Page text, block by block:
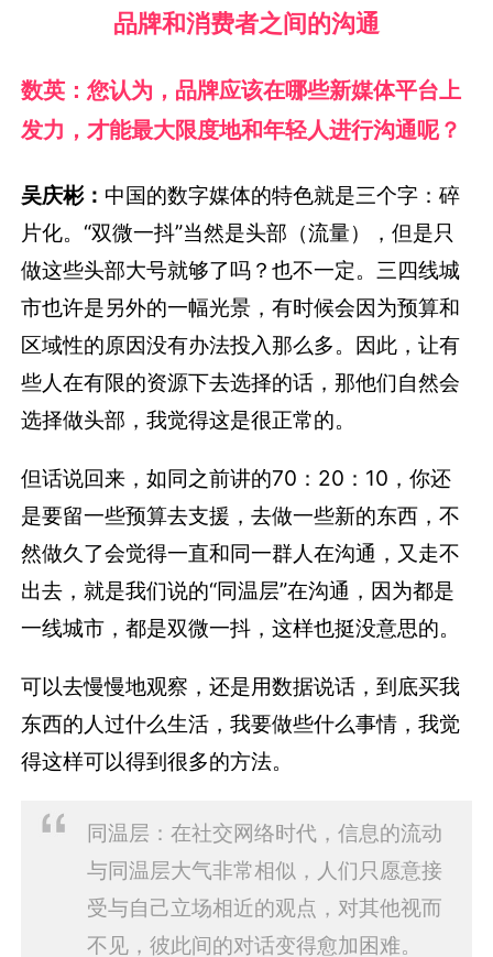
品牌和消费者之间的沟通
数英：您认为，品牌应该在哪些新媒体平台上
发力，才能最大限度地和年轻人进行沟通呢？
吴庆彬： 中国的数字媒体的特色就是三个字：碎
片化。“双微一抖”当然是头部（流量），但是只
做这些头部大号就够了吗？也不一定。三四线城
市也许是另外的一幅光景，有时候会因为预算和
区域性的原因没有办法投入那么多。因此，让有
些人在有限的资源下去选择的话，那他们自然会
选择做头部，我觉得这是很正常的。
但话说回来，如同之前讲的70：20：10，你还
是要留一些预算去支援，去做一些新的东西，不
然做久了会觉得一直和同一群人在沟通，又走不
出去，就是我们说的“同温层”在沟通，因为都是
一线城市，都是双微一抖，这样也挺没意思的。
可以去慢慢地观察，还是用数据说话，到底买我
东西的人过什么生活，我要做些什么事情，我觉
得这样可以得到很多的方法。
同温层：在社交网络时代，信息的流动
与同温层大气非常相似，人们只愿意接
受与自己立场相近的观点，对其他视而
不见，彼此间的对话变得愈加困难。